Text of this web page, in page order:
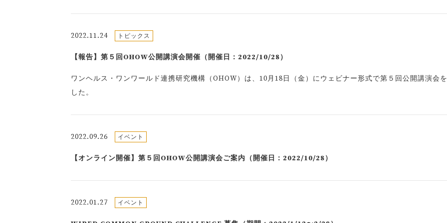
2022.11.24 トピックス
【報告】第５回OHOW公開講演会開催（開催日：2022/10/28）
ワンヘルス・ワンワールド連携研究機構（OHOW）は、10月18日（金）にウェビナー形式で第５回公開講演会
した。
2022.09.26 イベント
【オンライン開催】第５回OHOW公開講演会ご案内（開催日：2022/10/28）
2022.01.27 イベント